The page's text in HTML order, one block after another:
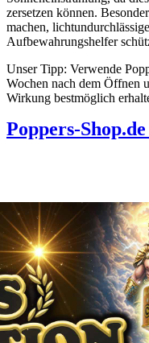
zersetzen können.
machen,
Aufbewahrungshelfer
Unser Tipp: Verwende
Wochen nach dem Öffnen
Wirkung bestmöglich
Poppers-